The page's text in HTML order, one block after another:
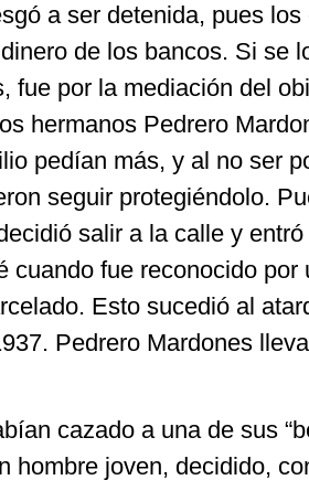
a ser detenida, pues
de los bancos. Si se
fue por la mediación del
hermanos Pedrero
pedían más, y al no ser
seguir protegiéndolo.
salir a la calle y
cuando fue reconocido por
Esto sucedió al
Pedrero Mardones
cazado a una de sus
hombre joven, decidido,